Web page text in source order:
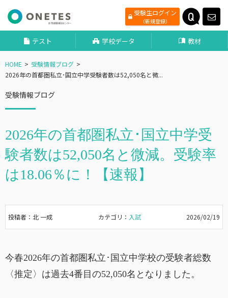
受験生ログイン
（新規登録）
テスト 学校データ 教材
HOME
受験情報ブログ
2026年の首都圏私立･国立中学受験者数は52,050名と微...
受験情報ブログ
2026年の首都圏私立･国立中学受
験者数は52,050名と微減。受験率
は18.06％に！【速報】
投稿者：北 一成 カテゴリ： 入試 2026/02/19
今春2026年の首都圏私立･国立中学校の受験者総数
〈推定〉は過去4番目の52,050名となりました。